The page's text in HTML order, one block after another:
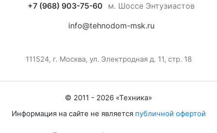
+7 (968) 903-75-60 м. Шоссе Энтузиастов
info@tehnodom-msk.ru
111524, г. Москва, ул. Электродная д. 11, стр. 18
© 2011 - 2026 «Техника»
Информация на сайте не является публичной офертой